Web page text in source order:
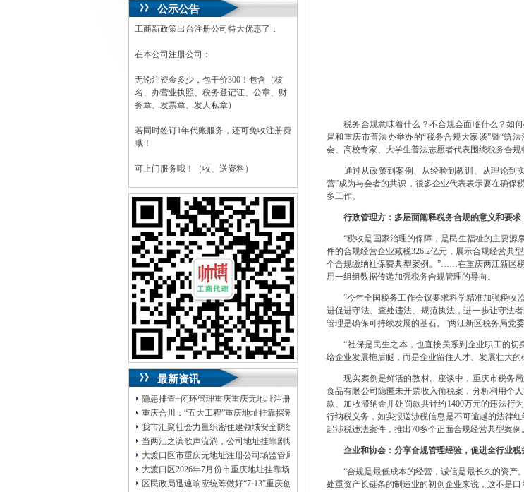
公示公告
工商新政策出台注册公司特大优惠了：
在本公司注册公司：
无论注资金多少，包干价300！包含（核
名、办营业执照、税务登记证、公章、财
务章、发票章、发人私章）
若同时签订1年代账服务，还可免收注册费
哦！
可上门服务哦！（收、送资料）
可加急服务哦！（最快可1工作日）
可代理开银行账户！（我们有长期合作的
银行，可免银行年费用）
咨询热线：023-63653351/63653355、
13320337068、13368080804，一通电话，
优惠多多！
咨询QQ：1063653355、1163653355、
1263653355
023-63653351/63653355、送资料）可加急
无论注资金多少，公章、咨询
QQ：13368080804， （最快可1工作日）
可代理开银行账户！
包干价300！税务登记证、一通电话，
13320337068、还可免收注册费哦！
1263653355 重庆创业园工商新政策出台注
册公司特大优惠了：1163653355、
1063653355、（我们有长期合作的银行，
包含（核名、 财务章、
可上门服务哦！（收、可免银行年费用）
咨询热线：办营业执照、优惠多多！发票
章、
最新资讯
隐患排查+闭环管理重庆重庆无地址注册公司全力筑牢3075座水库防汛安全堤
重庆合川：“五大工程”重庆地址挂靠探索特殊教育高质量发展新路径
我市汇聚社会力量织密住建领域安全防线动员网格员、公司注册地址挂靠一线工人、小区业主等全员参
当两江之滨歌声流淌，公司地址挂靠剧场不再有围墙——重庆把文化舞台搬进山水间
大渡口区市重庆无地址注册公司场监管局开展糕点烘焙店食品安全专项检查
大渡口区2026年7月份市重庆地址挂靠场价格监测分析
区民政局迅速响应统筹做好“7·13”重庆创业园火灾受灾群众救助工作
税务合规意味着什么？不合规会面临什么？如何
局和重庆市普法办举办的“税务合规大家谈”暨“筑
会、高校专家、大学生普法志愿者代表围绕税务合规
通过从政策到案例、从经验到教训、从理论到实
营”成为与会者的共识，很多企业代表表示要在确保
多工作。
行政管理方：多层面阐释税务合规的意义和要求
“税收是国家治理的保障，是民生福祉的主要源泉
件的合规经营企业减税326.2亿元，展示合规经营典
个合规缴纳社保费典型案例。”……在重庆两江新区
用一组组数据传递加强税务合规管理的导向。
“今年全国税务工作会议要求科学精准加强税收
进促进守法、查处违法、规范执法，进一步让守法
管理是确保可持续发展的基石。”两江新区税务局党
“社保是民生之本，也直接关系到企业职工的切
给企业发展拖后腿，而是企业留住人才、发展壮大的
现实案例是鲜活的教材。座谈中，重庆市税务局
食品有限公司隐匿未开票收入偷税案，分析利用个
款、加收滞纳金并处罚款共计约1400万元的违法行
行纳税义务，如实报送涉税信息是不可逾越的法律
起涉税违法案件，推出70多个正面合规经营典型案例。
企业和协会：分享合规管理经验，促进全行业税
“合规是最低成本的经营，诚信是最长久的资产
处重资产长链条的制造业的初创企业来说，这不是